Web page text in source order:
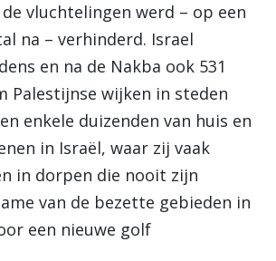
vluchtelingen werd – op een
na – verhinderd. Israel
en na de Nakba ook 531
Palestijnse wijken in steden
enkele duizenden van huis en
in Israël, waar zij vaak
in dorpen die nooit zijn
van de bezette gebieden in
een nieuwe golf